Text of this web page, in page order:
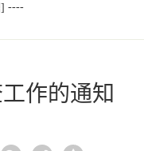
----
作的通知